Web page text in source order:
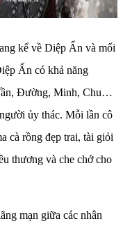
kể về Diệp Ẩn và mối
Ẩn có khả năng
Đường, Minh, Chu…
ủy thác. Mỗi lần cô
cà rồng đẹp trai, tài giỏi
thương và che chở cho
mạn giữa các nhân